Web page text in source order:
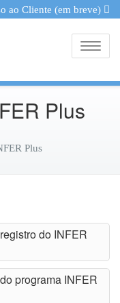
ao Cliente (em breve)
Plus
Plus
do INFER
programa INFER